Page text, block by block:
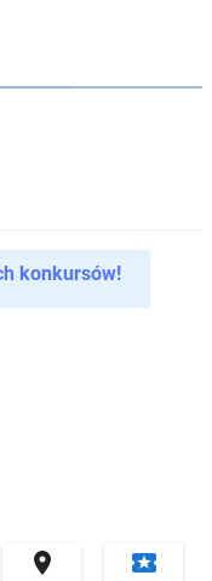
 local_play
konkursów!